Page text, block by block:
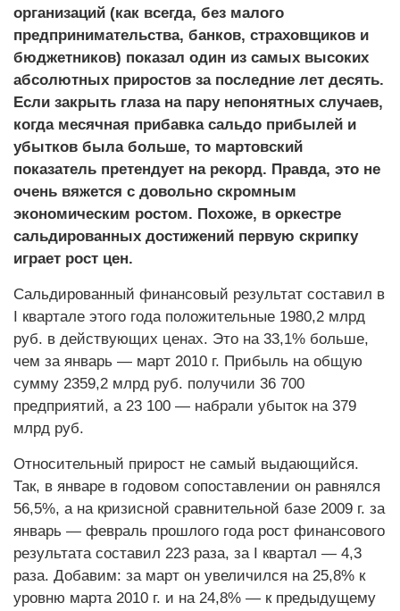
организаций (как всегда, без малого
предпринимательства, банков, страховщиков и
бюджетников) показал один из самых высоких
абсолютных приростов за последние лет десять.
Если закрыть глаза на пару непонятных случаев,
когда месячная прибавка сальдо прибылей и
убытков была больше, то мартовский
показатель претендует на рекорд. Правда, это не
очень вяжется с довольно скромным
экономическим ростом. Похоже, в оркестре
сальдированных достижений первую скрипку
играет рост цен.
Cальдированный финансовый результат составил в
I квартале этого года положительные 1980,2 млрд
руб. в действующих ценах. Это на 33,1% больше,
чем за январь — март 2010 г. Прибыль на общую
сумму 2359,2 млрд руб. получили 36 700
предприятий, а 23 100 — набрали убыток на 379
млрд руб.
Относительный прирост не самый выдающийся.
Так, в январе в годовом сопоставлении он равнялся
56,5%, а на кризисной сравнительной базе 2009 г. за
январь — февраль прошлого года рост финансового
результата составил 223 раза, за I квартал — 4,3
раза. Добавим: за март он увеличился на 25,8% к
уровню марта 2010 г. и на 24,8% — к предыдущему